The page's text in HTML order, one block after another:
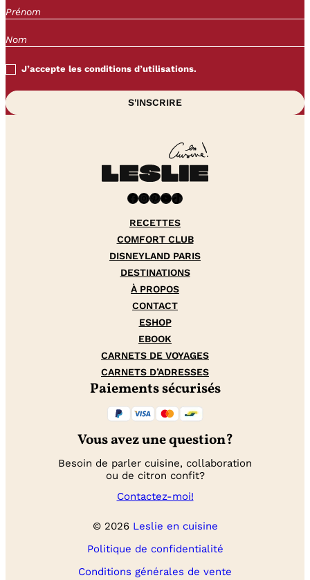
J’accepte les conditions d’utilisations.
Facebook InstagramPinterest YouTube TikTok
RECETTES
COMFORT CLUB
DISNEYLAND PARIS
DESTINATIONS
À PROPOS
CONTACT
ESHOP
EBOOK
CARNETS DE VOYAGES
CARNETS D’ADRESSES
Paiements sécurisés
Vous avez une question?
Besoin de parler cuisine, collaboration
ou de citron confit?
Contactez-moi!
© 2026 Leslie en cuisine
Politique de confidentialité
Conditions générales de vente